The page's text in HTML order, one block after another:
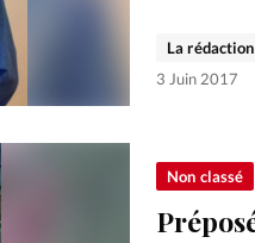
La
3 Juin 2017
Non classé